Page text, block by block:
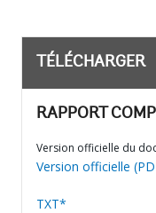
TÉLÉCHARGER
RAPPORT
Version officielle du
Version officielle
TXT*